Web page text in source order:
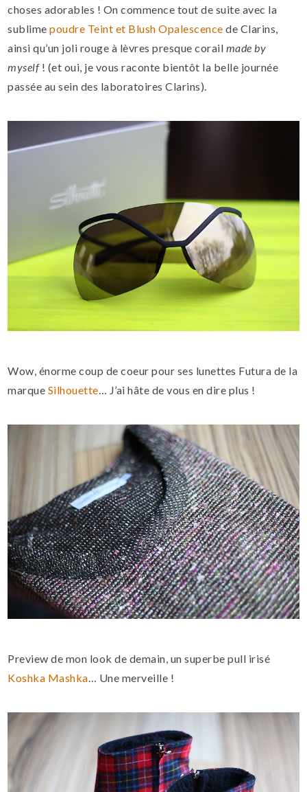
choses adorables ! On commence tout de suite avec la
sublimepoudre Teint et Blush Opalescence de Clarins,
ainsi qu’un joli rouge à lèvres presque corail made by
myself! (et oui, je vous raconte bientôt la belle journée
passée au sein des laboratoires Clarins).
Wow, énorme coup de coeur pour ses lunettes Futura de la
marque Silhouette… J’ai hâte de vous en dire plus !
Preview de mon look de demain, un superbe pull irisé
Koshka Mashka… Une merveille !